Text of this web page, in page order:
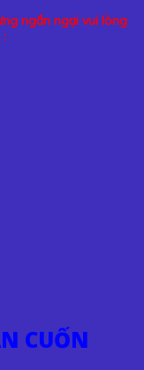
ngần ngại vui lòng
:
CUỐN